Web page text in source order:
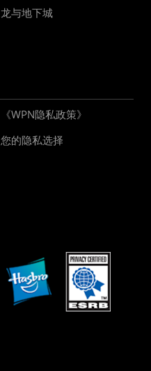
龙与地下城
《WPN隐私政策》
您的隐私选择